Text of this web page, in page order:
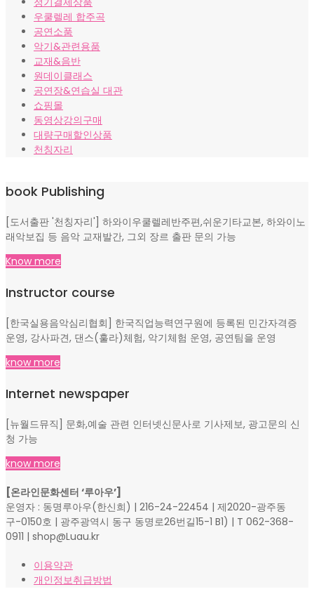
우쿨렐레 합주곡
공연소품
악기&관련용품
교재&음반
원데이클래스
공연장&연습실 대관
쇼핑몰
동영상강의구매
대량구매할인상품
천칭자리
book Publishing
[도서출판 '천칭자리'] 하와이우쿨렐레반주편,쉬운기타교본, 하와이노
래악보집 등 음악 교재발간, 그외 장르 출판 문의 가능
Know more
Instructor course
[한국실용음악심리협회] 한국직업능력연구원에 등록된 민간자격증
운영, 강사파견, 댄스(훌라)체험, 악기체험 운영, 공연팀을 운영
know more
Internet newspaper
[뉴월드뮤직] 문화,예술 관련 인터넷신문사로 기사제보, 광고문의 신
청 가능
know more
[온라인문화센터 ‘루아우’]
운영자 : 동명루아우(한신희) | 216-24-22454 | 제2020-광주동
구-0150호 | 광주광역시 동구 동명로26번길15-1 B1) | T 062-368-
0911 | shop@Luau.kr
이용약관
개인정보취급방법